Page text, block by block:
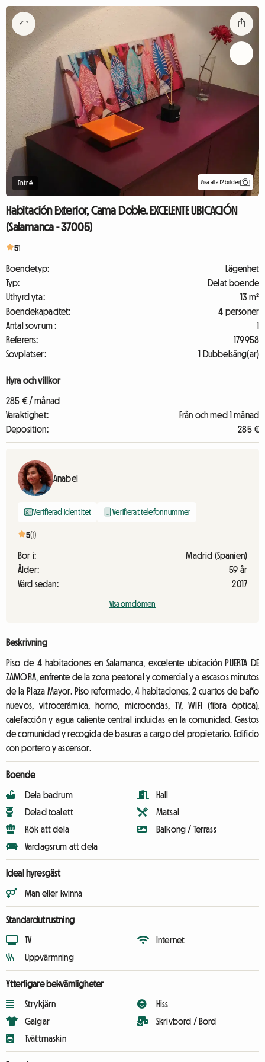
Entré Visa alla 12 bilder
Habitación Exterior, Cama Doble. EXCELENTE UBICACIÓN
(Salamanca - 37005)
51
Boendetyp:
Lägenhet
Typ:
Delat boende
Uthyrd yta:
13 m²
Boendekapacitet:
4 personer
Antal sovrum :
1
Referens:
179958
Sovplatser:
1 Dubbelsäng(ar)
Hyra och villkor
285 € / månad
Varaktighet:
Från och med 1 månad
Deposition:
285 €
Anabel
Verifierad identitet Verifierat telefonnummer
5(1)
Bor i:
Madrid (Spanien)
Ålder:
59 år
Värd sedan:
2017
Visa omdömen
Beskrivning
Piso de 4 habitaciones en Salamanca, excelente ubicación PUERTA DE
ZAMORA, enfrente de la zona peatonal y comercial y a escasos minutos
de la Plaza Mayor. Piso reformado, 4 habitaciones, 2 cuartos de baño
nuevos, vitrocerámica, horno, microondas, TV, WIFI (fibra óptica),
calefacción y agua caliente central incluidas en la comunidad. Gastos
de comunidad y recogida de basuras a cargo del propietario. Edificio
con portero y ascensor.
Boende
Dela badrum
Delad toalett
Kök att dela
Vardagsrum att dela
Hall
Matsal
Balkong / Terrass
Ideal hyresgäst
Man eller kvinna
Standardutrustning
TV
Uppvärmning
Internet
Ytterligare bekvämligheter
Strykjärn
Galgar
Tvättmaskin
Hiss
Skrivbord / Bord